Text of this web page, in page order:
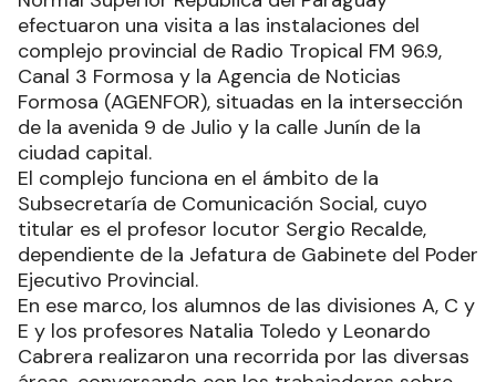
efectuaron una visita a las instalaciones del
complejo provincial de Radio Tropical FM 96.9,
Canal 3 Formosa y la Agencia de Noticias
Formosa (AGENFOR), situadas en la intersección
de la avenida 9 de Julio y la calle Junín de la
ciudad capital.
El complejo funciona en el ámbito de la
Subsecretaría de Comunicación Social, cuyo
titular es el profesor locutor Sergio Recalde,
dependiente de la Jefatura de Gabinete del Poder
Ejecutivo Provincial.
En ese marco, los alumnos de las divisiones A, C y
E y los profesores Natalia Toledo y Leonardo
Cabrera realizaron una recorrida por las diversas